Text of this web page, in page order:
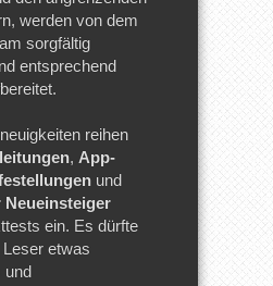
werden von dem
sorgfältig
entsprechend
reihen
, App-
und
Neueinsteiger
ein. Es dürfte
etwas
und